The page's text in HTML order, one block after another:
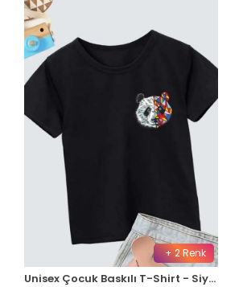
+ 2 Renk
Unisex Çocuk Baskılı T-Shirt - Siyah